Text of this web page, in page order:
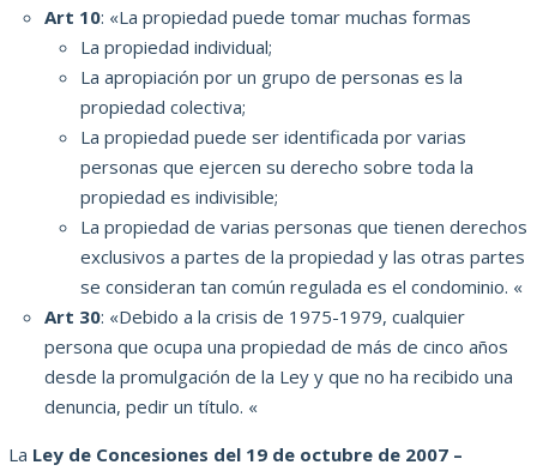
Art 10: «La propiedad puede tomar muchas formas
La propiedad individual;
La apropiación por un grupo de personas es la
propiedad colectiva;
La propiedad puede ser identificada por varias
personas que ejercen su derecho sobre toda la
propiedad es indivisible;
La propiedad de varias personas que tienen derechos
exclusivos a partes de la propiedad y las otras partes
se consideran tan común regulada es el condominio. «
Art 30: «Debido a la crisis de 1975-1979, cualquier
persona que ocupa una propiedad de más de cinco años
desde la promulgación de la Ley y que no ha recibido una
denuncia, pedir un título. «
La Ley de Concesiones del 19 de octubre de 2007 –